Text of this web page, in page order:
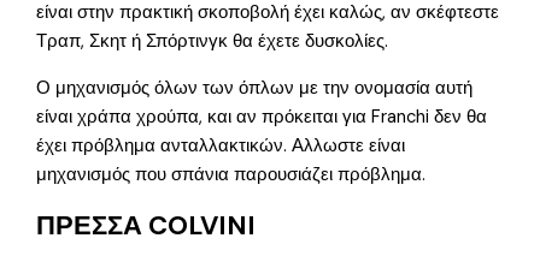
είναι στην πρακτική σκοποβολή έχει καλώς, αν σκέφτεστε
Τραπ, Σκητ ή Σπόρτινγκ θα έχετε δυσκολίες.
Ο μηχανισμός όλων των όπλων με την ονομασία αυτή
είναι χράπα χρούπα, και αν πρόκειται για Franchi δεν θα
έχει πρόβλημα ανταλλακτικών. Αλλωστε είναι
μηχανισμός που σπάνια παρουσιάζει πρόβλημα.
ΠΡΕΣΣΑ COLVINI